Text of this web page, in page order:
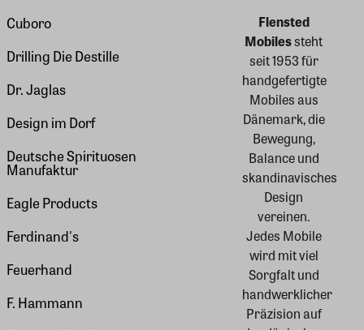
Cuboro
Drilling Die Destille
Dr. Jaglas
Design im Dorf
Deutsche Spirituosen
Manufaktur
Eagle Products
Ferdinand's
Feuerhand
F. Hammann
Flensted
Mobilessteht
seit 1953 für
handgefertigte
Mobiles aus
Dänemark, die
Bewegung,
Balance und
skandinavisches
Design
vereinen.
Jedes Mobile
wird mit viel
Sorgfalt und
handwerklicher
Präzision auf